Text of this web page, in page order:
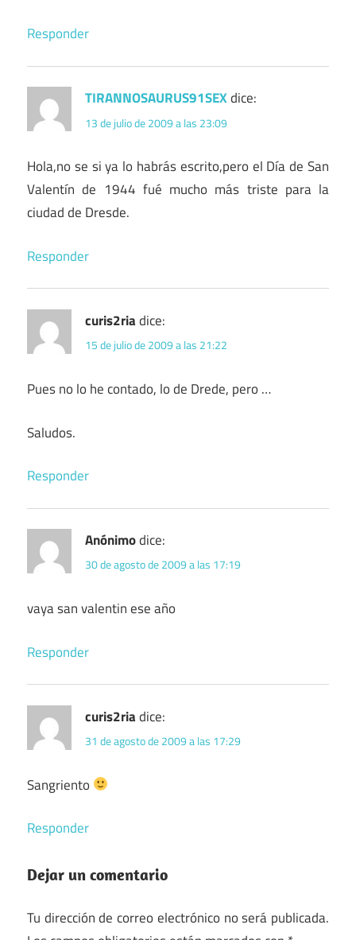
Responder
TIRANNOSAURUS91SEXdice:
13 de julio de 2009 a las 23:09
Hola,no se si ya lo habrás escrito,pero el Día de San
Valentín de 1944 fué mucho más triste para la
ciudad de Dresde.
Responder
curis2riadice:
15 de julio de 2009 a las 21:22
Pues no lo he contado, lo de Drede, pero …
Saludos.
Responder
Anónimodice:
30 de agosto de 2009 a las 17:19
vaya san valentin ese año
Responder
curis2riadice:
31 de agosto de 2009 a las 17:29
Sangriento
Responder
Dejar un comentario
Tu dirección de correo electrónico no será publicada.